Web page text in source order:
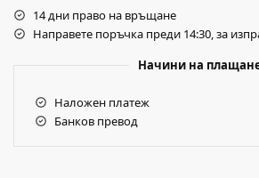
14 дни право на връщане
Направете поръчка преди 14:30, за
Начини на
Наложен платеж
Банков превод